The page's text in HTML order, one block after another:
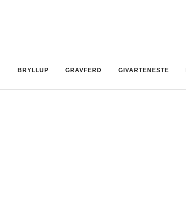
BRYLLUP GRAVFERD GIVARTENESTE